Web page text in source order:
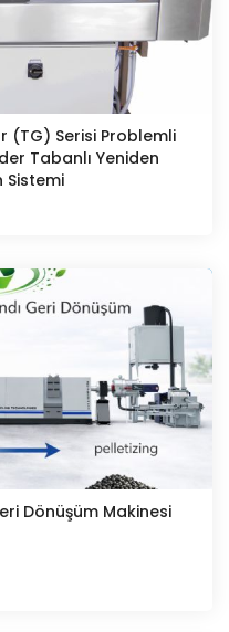
(TG) Serisi Problemli
Tabanlı Yeniden
Sistemi
Dönüşüm Makinesi